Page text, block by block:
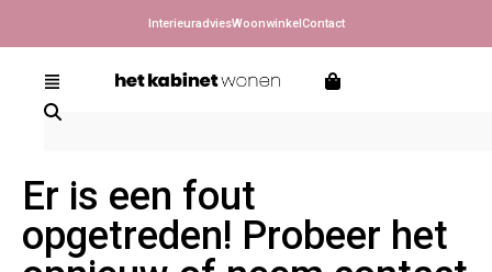
InterieuradviesWoonwinkelContact
Er is een fout
opgetreden! Probeer het